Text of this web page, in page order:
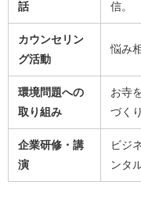
話
信。
カウンセリン
グ活動
悩み
環境問題への
取り組み
お寺
づく
企業研修・講
演
ビジ
ンタ